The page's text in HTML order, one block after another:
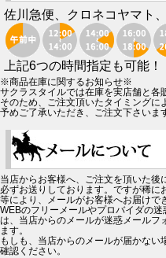
佐川急便、クロネコヤマト
上記6つの時間指定も可能！
※商品在庫に関するお知らせ※
サクラスタイルでは在庫を実店舗と各
そのため、ご注文頂いたタイミングに
予めご了承いただき、ご注文下さいま
当店からお客様へ、ご注文を頂いた後
必ずお送りしております。ですが稀に
等により、メールがお客様へお届けで
WEBのフリーメールやプロバイダの
は、当店からのメールが迷惑メールフ
ます。
もしも、当店からのメールが届かな
確認ください。